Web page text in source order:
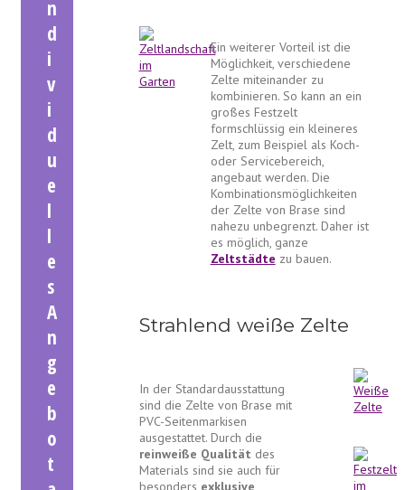
n
d
i
v
i
d
u
e
l
l
e
s
A
n
g
e
b
o
t
Ein weiterer Vorteil ist die
Möglichkeit, verschiedene
Zelte miteinander zu
kombinieren. So kann an ein
großes Festzelt
formschlüssig ein kleineres
Zelt, zum Beispiel als Koch-
oder Servicebereich,
angebaut werden. Die
Kombinationsmöglichkeiten
der Zelte von Brase sind
nahezu unbegrenzt. Daher ist
es möglich, ganze
Zeltstädte zu bauen.
Strahlend weiße Zelte
In der Standardausstattung
sind die Zelte von Brase mit
PVC-Seitenmarkisen
ausgestattet. Durch die
reinweiße Qualität des
Materials sind sie auch für
besonders exklusive